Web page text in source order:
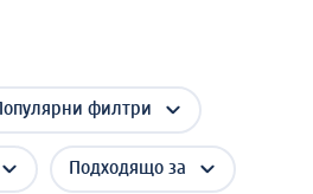
Популярни филтри
Подходящо за